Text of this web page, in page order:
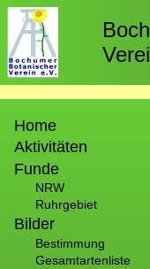
Direkt
zum
Inhalt
Home
Aktivitäten
Funde
NRW
Ruhrgebiet
Bilder
Bestimmung
Gesamtartenliste